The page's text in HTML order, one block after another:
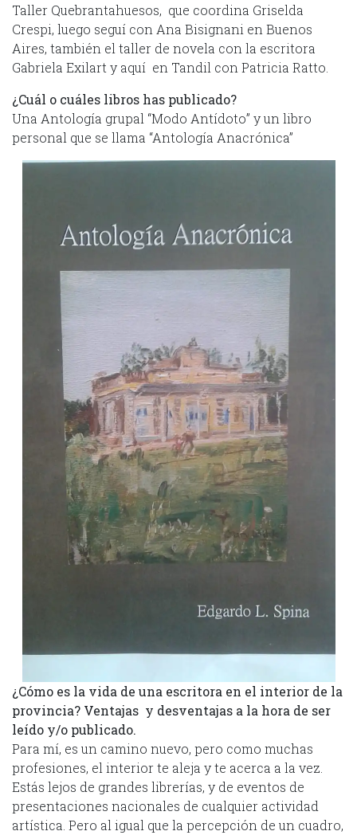
Taller Quebrantahuesos, que coordina Griselda
Crespi, luego seguí con Ana Bisignani en Buenos
Aires, también el taller de novela con la escritora
Gabriela Exilart y aquí en Tandil con Patricia Ratto.
¿Cuál o cuáles libros has publicado?
Una Antología grupal “Modo Antídoto” y un libro
personal que se llama “Antología Anacrónica”
¿Cómo es la vida de una escritora en el interior de la
provincia? Ventajas y desventajas a la hora de ser
leído y/o publicado.
Para mí, es un camino nuevo, pero como muchas
profesiones, el interior te aleja y te acerca a la vez.
Estás lejos de grandes librerías, y de eventos de
presentaciones nacionales de cualquier actividad
artística. Pero al igual que la percepción de un cuadro,